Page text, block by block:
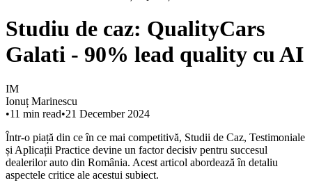
Studiu de caz: QualityCars
Galati - 90% lead quality cu AI
IM
Ionuț Marinescu
•11 min read•21 December 2024
Într-o piață din ce în ce mai competitivă, Studii de Caz, Testimoniale
și Aplicații Practice devine un factor decisiv pentru succesul
dealerilor auto din România. Acest articol abordează în detaliu
aspectele critice ale acestui subiect.